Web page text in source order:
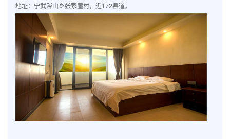
地址：宁武涔山乡张家崖村，近172县道。